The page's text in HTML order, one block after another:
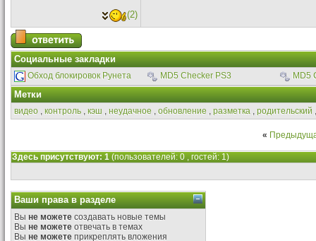
(2)
Социальные закладки
Обход блокировок Рунета MD5 Checker PS3 MD5
Метки
видео , контроль , кэш , неудачное , обновление , разметка , родительский
«
Здесь присутствуют: 1 (пользователей: 0 , гостей: 1)
Ваши права в разделе
Вы не можете создавать новые темы
Вы не можете отвечать в темах
Вы не можете прикреплять вложения